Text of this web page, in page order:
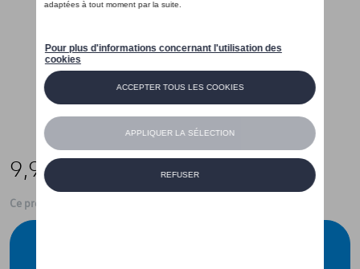
9,99 €
Ce produit n'est actuellement pas de stock